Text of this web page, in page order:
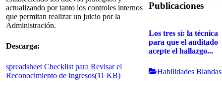
actualizando por tanto los controles internos
que permitan realizar un juicio por la
Administración.
Descarga:
spreadsheet Checklist para Revisar el
Reconocimiento de Ingresos(11 KB)
Publicaciones
Los tres sí: la técnica
para que el auditado
acepte el hallazgo...
Habilidades Blandas